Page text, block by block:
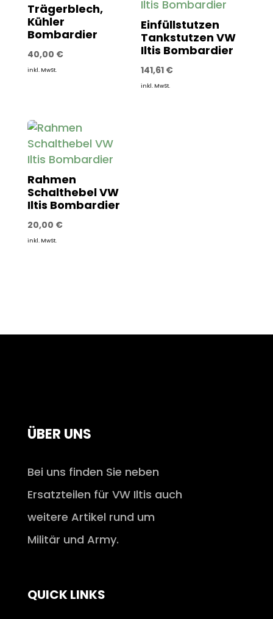
Trägerblech,
Kühler
Bombardier
40,00 €
inkl. MwSt.
Einfüllstutzen
Tankstutzen VW
Iltis Bombardier
141,61 €
inkl. MwSt.
Rahmen
Schalthebel VW
Iltis Bombardier
20,00 €
inkl. MwSt.
ÜBER UNS
Bei uns finden Sie neben
Ersatzteilen für VW Iltis auch
weitere Artikel rund um
Militär und Army.
QUICK LINKS